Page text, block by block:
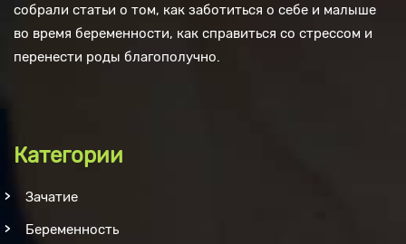
собрали статьи о том, как заботиться о себе и малыше
во время беременности, как справиться со стрессом и
перенести роды благополучно.
Категории
Зачатие
Беременность